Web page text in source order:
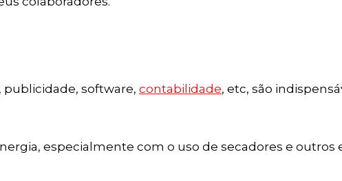
publicidade, software,contabilidade, etc, são
especialmente com o uso de secadores e outros